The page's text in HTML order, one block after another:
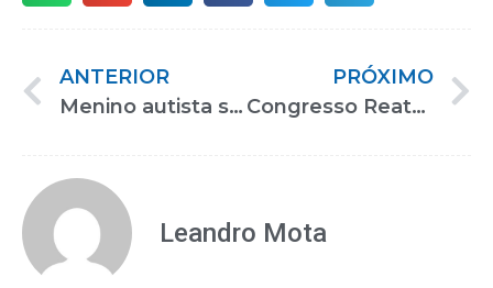
ANTERIOR
Menino autista se torna amigo de vendedora e ela tatua seu nome escrito com a letra dele
PRÓXIMO
Congresso Reatech debaterá a acessibilidade e a inclusão de pessoas com deficiência no mercado de trabalho
Leandro Mota